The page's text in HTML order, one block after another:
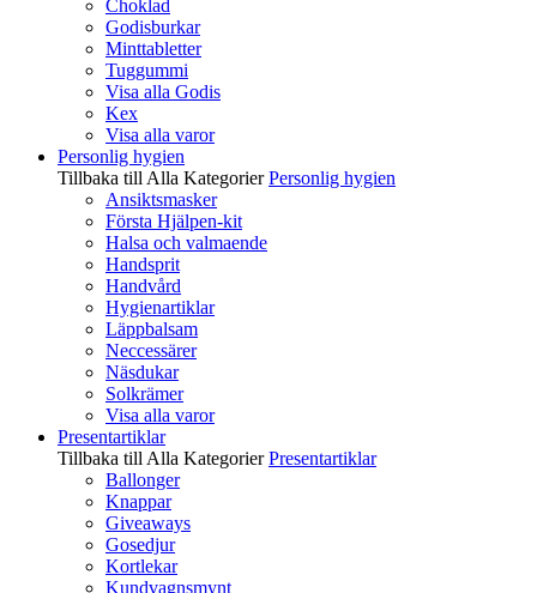
Choklad
Godisburkar
Minttabletter
Tuggummi
Visa alla Godis
Kex
Visa alla varor
Personlig hygien
Tillbaka till Alla Kategorier Personlig hygien
Ansiktsmasker
Första Hjälpen-kit
Halsa och valmaende
Handsprit
Handvård
Hygienartiklar
Läppbalsam
Neccessärer
Näsdukar
Solkrämer
Visa alla varor
Presentartiklar
Tillbaka till Alla Kategorier Presentartiklar
Ballonger
Knappar
Giveaways
Gosedjur
Kortlekar
Kundvagnsmynt